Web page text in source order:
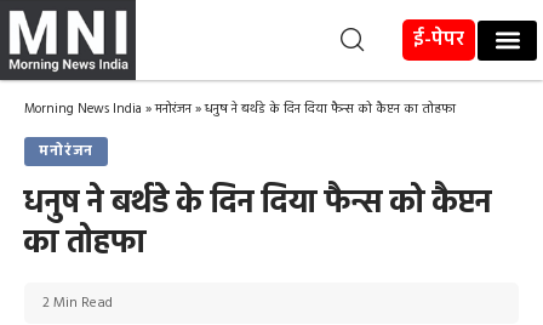
ई-पेपर
Morning News India »मनोरंजन»धनुष ने बर्थडे के दिन दिया फैन्स को कैप्टन का तोहफा
मनोरंजन
धनुष ने बर्थडे के दिन दिया फैन्स को कैप्टन
का तोहफा
2 Min Read